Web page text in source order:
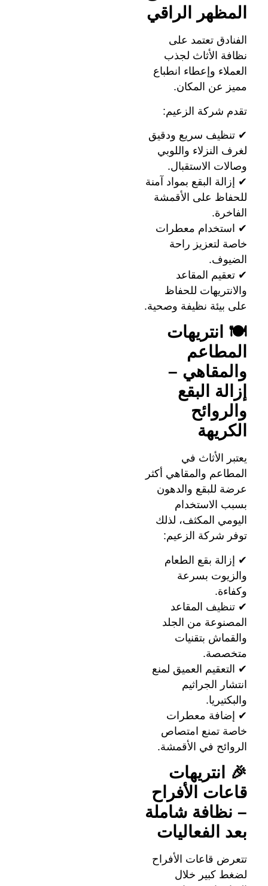
المظهر الراقي
الفنادق تعتمد على
نظافة الأثاث لجذب
العملاء وإعطاء انطباع
مميز عن المكان.
تقدم شركة الزعيم:
✔ تنظيف سريع ودقيق
لغرف النزلاء واللوبي
وصالات الاستقبال.
✔ إزالة البقع بمواد آمنة
للحفاظ على الأقمشة
الفاخرة.
✔ استخدام معطرات
خاصة لتعزيز راحة
الضيوف.
✔ تعقيم المقاعد
والانتريهات للحفاظ
على بيئة نظيفة وصحية.
🍽 انتريهات
المطاعم
والمقاهي –
إزالة البقع
والروائح
الكريهة
يعتبر الأثاث في
المطاعم والمقاهي أكثر
عرضة للبقع والدهون
بسبب الاستخدام
اليومي المكثف، لذلك
توفر شركة الزعيم:
✔ إزالة بقع الطعام
والزيوت بسرعة
وكفاءة.
✔ تنظيف المقاعد
المصنوعة من الجلد
والقماش بتقنيات
متخصصة.
✔ التعقيم العميق لمنع
انتشار الجراثيم
والبكتيريا.
✔ إضافة معطرات
خاصة تمنع امتصاص
الروائح في الأقمشة.
🎉 انتريهات
قاعات الأفراح
– نظافة شاملة
بعد الفعاليات
تتعرض قاعات الأفراح
لضغط كبير خلال